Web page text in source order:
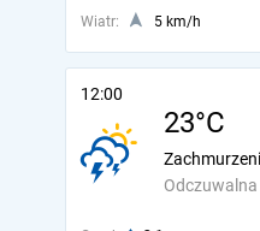
Wiatr:
5 km/h
12:00
23°C
Odczuwalna